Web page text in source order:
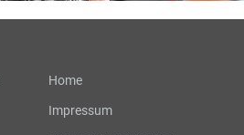
Home
Impressum